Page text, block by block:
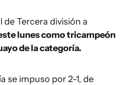
de Tercera división a
lunes como tricampeón
de la categoría.
se impuso por 2-1, de